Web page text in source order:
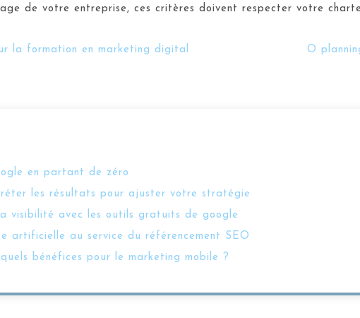
de votre entreprise, ces critères doivent respecter votre
la formation en marketing digital
O
en partant de zéro
les résultats pour ajuster votre stratégie
visibilité avec les outils gratuits de google
artificielle au service du référencement SEO
bénéfices pour le marketing mobile ?